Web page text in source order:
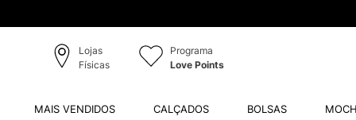
Lojas
Físicas
Programa
Love Points
MAIS VENDIDOS CALÇADOS BOLSAS